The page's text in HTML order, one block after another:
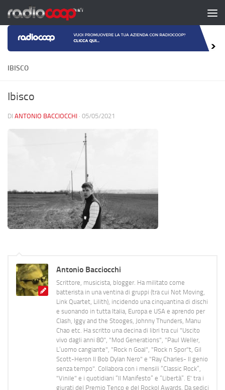
Salta al contenuto
IBISCO
Ibisco
DI ANTONIO BACCIOCCHI · 05/05/2021
Antonio Bacciocchi
Scrittore, musicista, blogger. Ha militato come
batterista in una ventina di gruppi (tra cui Not Moving,
Link Quartet, Lilith), incidendo una cinquantina di dischi
e suonando in tutta Italia, Europa e USA e aprendo per
Clash, Iggy and the Stooges, Johnny Thunders, Manu
Chao etc. Ha scritto una decina di libri tra cui "Uscito
vivo dagli anni 80", "Mod Generations", "Paul Weller,
L’uomo cangiante", "Rock n Goal", "Rock n Spor"t, Gil
Scott-Heron Il Bob Dylan Nero" e "Ray Charles- Il genio
senza tempo". Collabora con i mensili “Classic Rock”,
"Vinile" e i quotidiani “Il Manifesto” e “Libertà”. E' tra i
giurati del Premio Tenco e del Rockol Awards. Da sedici